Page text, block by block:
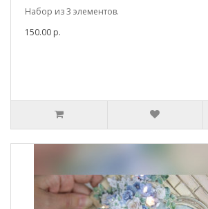
Набор из 3 элементов.
150.00 р.